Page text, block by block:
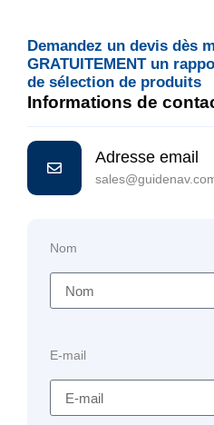
Demandez un devis dès
GRATUITEMENT un
de sélection de produits
Informations de
Adresse email
Nom
E-mail